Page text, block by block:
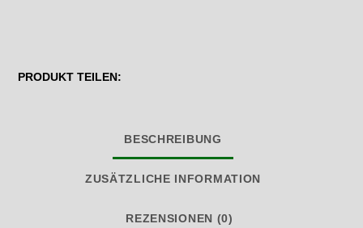
PRODUKT TEILEN:
BESCHREIBUNG
ZUSÄTZLICHE INFORMATION
REZENSIONEN (0)